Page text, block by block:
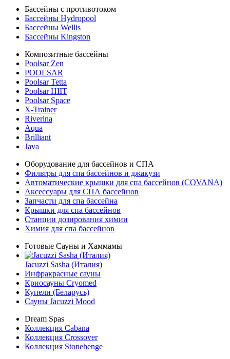
Бассейны с противотоком
Бассейны Hydropool
Бассейны Wellis
Бассейны Kingston
Композитные бассейны
Poolsar Zen
POOLSAR
Poolsar Tetta
Poolsar HIIT
Poolsar Space
X-Trainer
Riverina
Aqua
Brilliant
Java
Оборудование для бассейнов и СПА
Фильтры для спа бассейнов и джакузи
Автоматические крышки для спа бассейнов (COVANA)
Аксессуары для СПА бассейнов
Запчасти для спа бассейна
Крышки для спа бассейнов
Станции дозирования химии
Химия для спа бассейнов
Готовые Сауны и Хаммамы
Jacuzzi Sasha (Италия)
Инфракрасные сауны
Криосауны Cryomed
Купели (Беларусь)
Сауны Jacuzzi Mood
Dream Spas
Коллекция Cabana
Коллекция Crossover
Коллекция Stonehenge